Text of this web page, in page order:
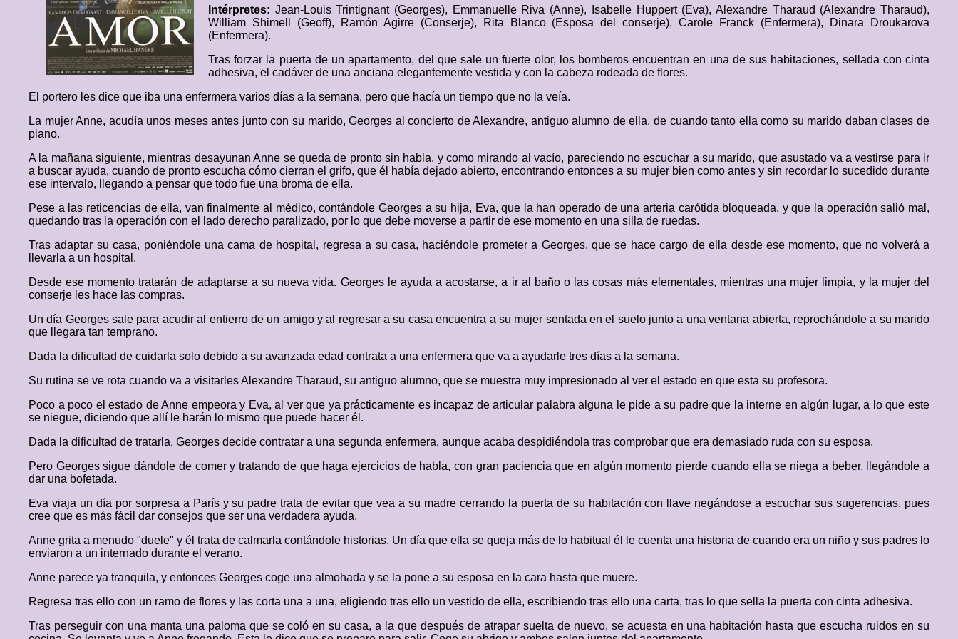
Intérpretes: Jean-Louis Trintignant (Georges), Emmanuelle Riva (Anne), Isabelle Huppert (Eva), Alexandre Tharaud (Alexandre Tharaud),
William Shimell (Geoff), Ramón Agirre (Conserje), Rita Blanco (Esposa del conserje), Carole Franck (Enfermera), Dinara Droukarova
(Enfermera).
Tras forzar la puerta de un apartamento, del que sale un fuerte olor, los bomberos encuentran en una de sus habitaciones, sellada con cinta
adhesiva, el cadáver de una anciana elegantemente vestida y con la cabeza rodeada de flores.
El portero les dice que iba una enfermera varios días a la semana, pero que hacía un tiempo que no la veía.
La mujer Anne, acudía unos meses antes junto con su marido, Georges al concierto de Alexandre, antiguo alumno de ella, de cuando tanto ella como su marido daban clases de
piano.
A la mañana siguiente, mientras desayunan Anne se queda de pronto sin habla, y como mirando al vacío, pareciendo no escuchar a su marido, que asustado va a vestirse para ir
a buscar ayuda, cuando de pronto escucha cómo cierran el grifo, que él había dejado abierto, encontrando entonces a su mujer bien como antes y sin recordar lo sucedido durante
ese intervalo, llegando a pensar que todo fue una broma de ella.
Pese a las reticencias de ella, van finalmente al médico, contándole Georges a su hija, Eva, que la han operado de una arteria carótida bloqueada, y que la operación salió mal,
quedando tras la operación con el lado derecho paralizado, por lo que debe moverse a partir de ese momento en una silla de ruedas.
Tras adaptar su casa, poniéndole una cama de hospital, regresa a su casa, haciéndole prometer a Georges, que se hace cargo de ella desde ese momento, que no volverá a
llevarla a un hospital.
Desde ese momento tratarán de adaptarse a su nueva vida. Georges le ayuda a acostarse, a ir al baño o las cosas más elementales, mientras una mujer limpia, y la mujer del
conserje les hace las compras.
Un día Georges sale para acudir al entierro de un amigo y al regresar a su casa encuentra a su mujer sentada en el suelo junto a una ventana abierta, reprochándole a su marido
que llegara tan temprano.
Dada la dificultad de cuidarla solo debido a su avanzada edad contrata a una enfermera que va a ayudarle tres días a la semana.
Su rutina se ve rota cuando va a visitarles Alexandre Tharaud, su antiguo alumno, que se muestra muy impresionado al ver el estado en que esta su profesora.
Poco a poco el estado de Anne empeora y Eva, al ver que ya prácticamente es incapaz de articular palabra alguna le pide a su padre que la interne en algún lugar, a lo que este
se niegue, diciendo que allí le harán lo mismo que puede hacer él.
Dada la dificultad de tratarla, Georges decide contratar a una segunda enfermera, aunque acaba despidiéndola tras comprobar que era demasiado ruda con su esposa.
Pero Georges sigue dándole de comer y tratando de que haga ejercicios de habla, con gran paciencia que en algún momento pierde cuando ella se niega a beber, llegándole a
dar una bofetada.
Eva viaja un día por sorpresa a París y su padre trata de evitar que vea a su madre cerrando la puerta de su habitación con llave negándose a escuchar sus sugerencias, pues
cree que es más fácil dar consejos que ser una verdadera ayuda.
Anne grita a menudo "duele" y él trata de calmarla contándole historias. Un día que ella se queja más de lo habitual él le cuenta una historia de cuando era un niño y sus padres lo
enviaron a un internado durante el verano.
Anne parece ya tranquila, y entonces Georges coge una almohada y se la pone a su esposa en la cara hasta que muere.
Regresa tras ello con un ramo de flores y las corta una a una, eligiendo tras ello un vestido de ella, escribiendo tras ello una carta, tras lo que sella la puerta con cinta adhesiva.
Tras perseguir con una manta una paloma que se coló en su casa, a la que después de atrapar suelta de nuevo, se acuesta en una habitación hasta que escucha ruidos en su